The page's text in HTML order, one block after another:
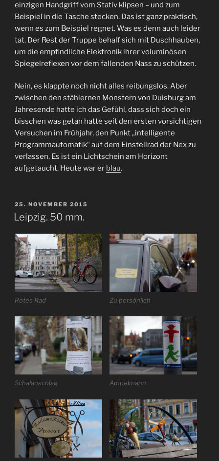
einzigen Handgriff vom Stativ klipsen – und zum
Beispiel in die Tasche stecken. Das ist ganz praktisch,
wenn es zum Beispiel regnet. Was es denn auch leider
tat. Der Rest der Truppe behalf sich mit Duschhauben,
um die empfindliche Elektronik ihrer voluminösen
Spiegelreflexen vor dem fallenden Nass zu schützen.
Nein, es klappte noch nicht alles reibungslos. Aber
zwischen den stählernen Monstern von Duisburg am
Jahresende hatte ich das Gefühl, dass sich doch ein
bisschen was getan hatte seit den ersten vorsichtigen
Versuchen im Frühjahr, den Punkt „intelligente
Programmautomatik“ auf dem Einstellrad der Nex zu
verlassen. Es ist ein Lichtschein am Horizont
aufgetaucht. Heute war er blau.
VERÖFFENTLICHT
AM
25. NOVEMBER 2015
Leipzig. 50 mm.
Rotes Rad Zu persönlich
Schalanschlag Ampelmann